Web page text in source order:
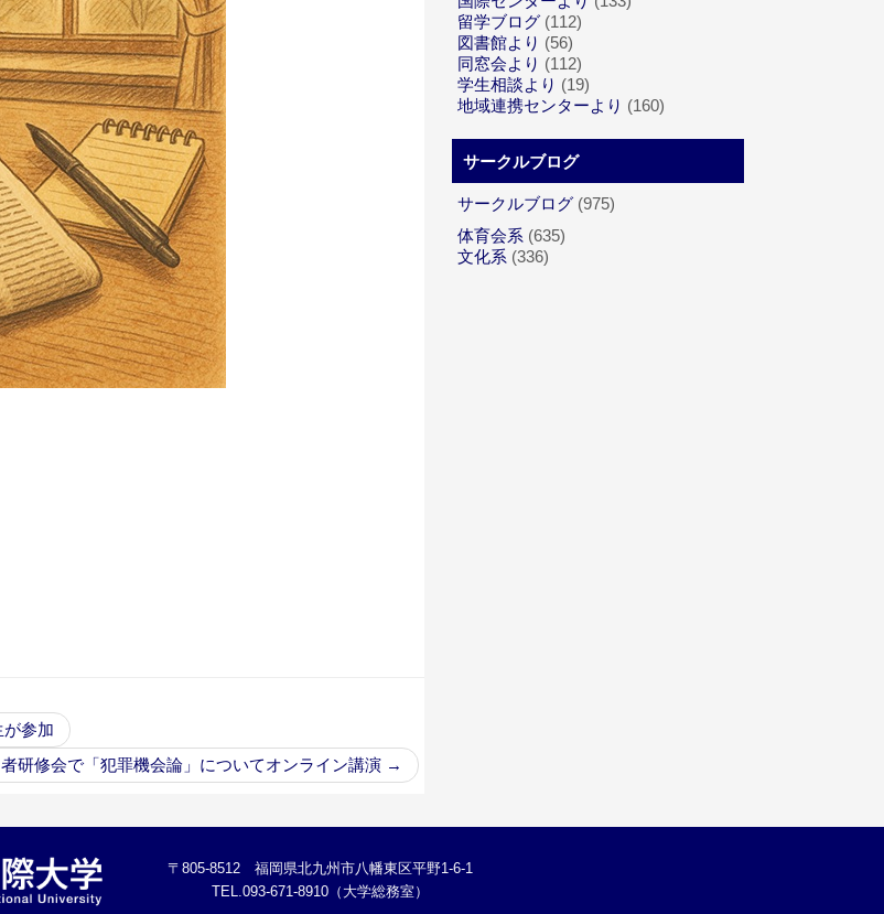
が参加
研修会で「犯罪機会論」についてオンライン講演 →
留学ブログ (112)
図書館より (56)
同窓会より (112)
学生相談より (19)
地域連携センターより (160)
サークルブログ
サークルブログ (975)
体育会系 (635)
文化系 (336)
〒805-8512 福岡県北九州市八幡東区平野1-6-1
TEL.093-671-8910（大学総務室）